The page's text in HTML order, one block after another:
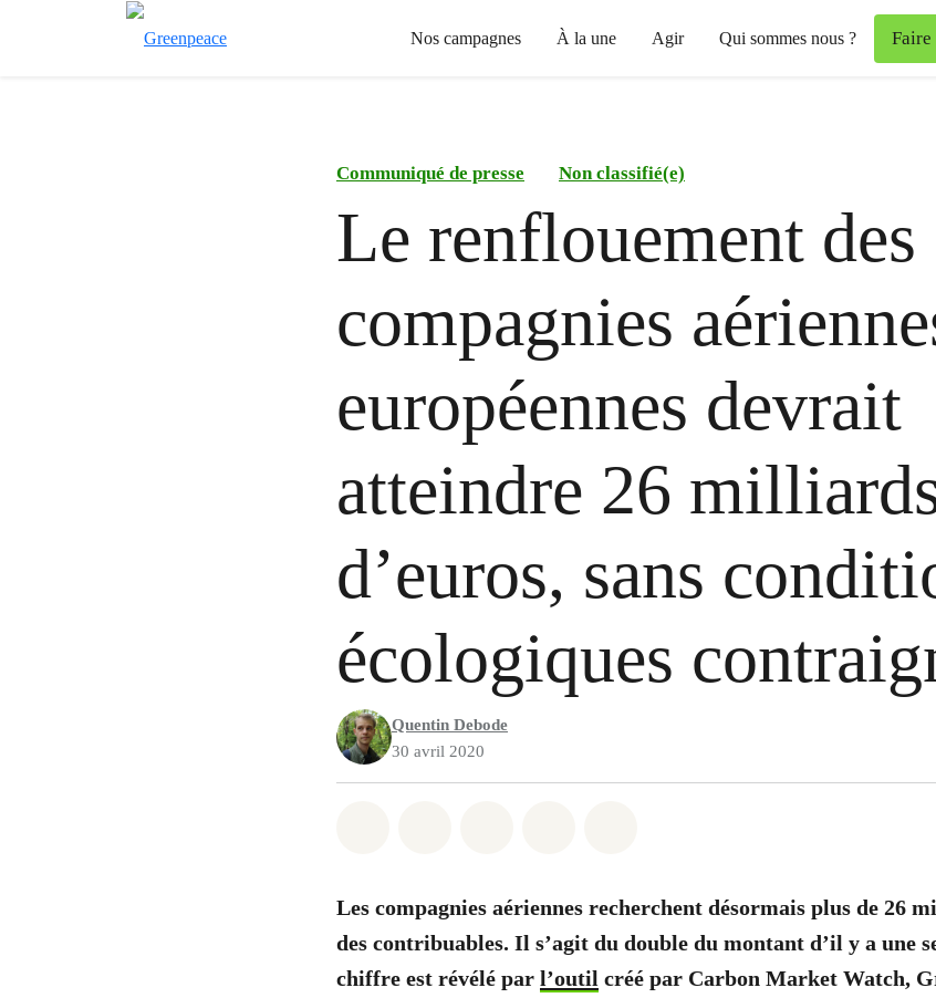
Nos campagnes À la une Agir Qui sommes nous ? Faire
Communiqué de presse Non classifié(e)
Le renflouement des
compagnies
européennes devrait
atteindre 26
d’euros, sans
écologiques
Quentin Debode
30 avril 2020
Les compagnies aériennes recherchent désormais plus de 26
des contribuables. Il s’agit du double du montant d’il y a une
chiffre est révélé par l’outil créé par Carbon Market Watch,